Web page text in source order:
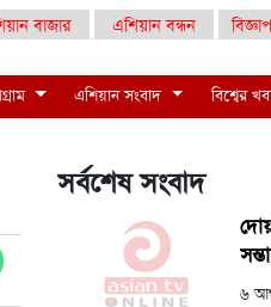
বাজার এশিয়ান বন্ধন
এশিয়ান সংবাদ বিশ্বের
সর্বশেষ সংবাদ
৬